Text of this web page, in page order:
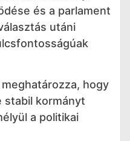
és a parlament
utáni
hogy
stabil kormányt
a politikai